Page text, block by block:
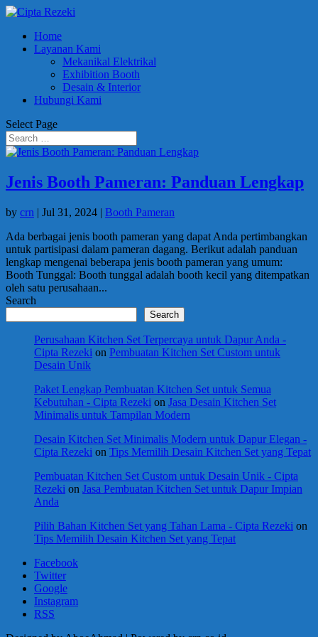
Home
Layanan Kami
Mekanikal Elektrikal
Exhibition Booth
Desain & Interior
Hubungi Kami
Select Page
Jenis Booth Pameran: Panduan Lengkap
by crn | Jul 31, 2024 | Booth Pameran
Ada berbagai jenis booth pameran yang dapat Anda pertimbangkan
untuk partisipasi dalam pameran dagang. Berikut adalah panduan
lengkap mengenai beberapa jenis booth pameran yang umum:
Booth Tunggal: Booth tunggal adalah booth kecil yang ditempatkan
oleh satu perusahaan...
Search
Search
Perusahaan Kitchen Set Terpercaya untuk Dapur Anda -
Cipta Rezeki on Pembuatan Kitchen Set Custom untuk
Desain Unik
Paket Lengkap Pembuatan Kitchen Set untuk Semua
Kebutuhan - Cipta Rezeki on Jasa Desain Kitchen Set
Minimalis untuk Tampilan Modern
Desain Kitchen Set Minimalis Modern untuk Dapur Elegan -
Cipta Rezeki on Tips Memilih Desain Kitchen Set yang Tepat
Pembuatan Kitchen Set Custom untuk Desain Unik - Cipta
Rezeki on Jasa Pembuatan Kitchen Set untuk Dapur Impian
Anda
Pilih Bahan Kitchen Set yang Tahan Lama - Cipta Rezeki on
Tips Memilih Desain Kitchen Set yang Tepat
Facebook
Twitter
Google
Instagram
RSS